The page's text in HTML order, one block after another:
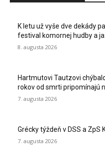
K letu už vyše dve dekády
festival komornej hudby a
8. augusta 2026
Hartmutovi Tautzovi
rokov od smrti pripomínajú
7. augusta 2026
Grécky týždeň v DSS a ZpS
7. augusta 2026